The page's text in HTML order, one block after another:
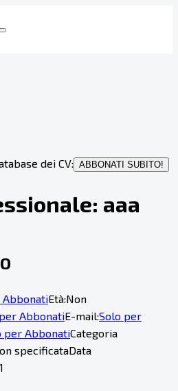
dei CV: ABBONATI SUBITO!
aaa
AbbonatiEtà:Non
AbbonatiE-mail:Solo per
per AbbonatiCategoria
specificataData